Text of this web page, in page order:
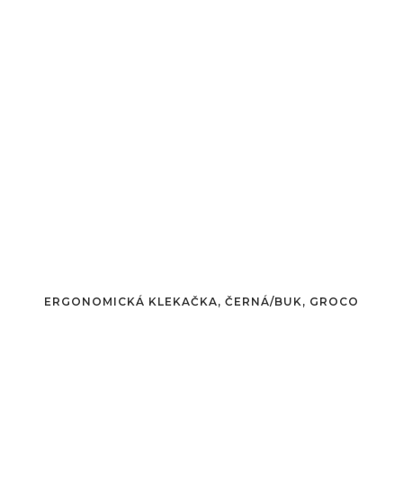
ERGONOMICKÁ KLEKAČKA, ČERNÁ/BUK, GROCO